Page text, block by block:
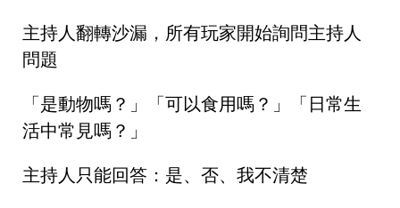
主持人翻轉沙漏，所有玩家開始詢問主持人
問題
「是動物嗎？」「可以食用嗎？」「日常生
活中常見嗎？」
主持人只能回答：是、否、我不清楚